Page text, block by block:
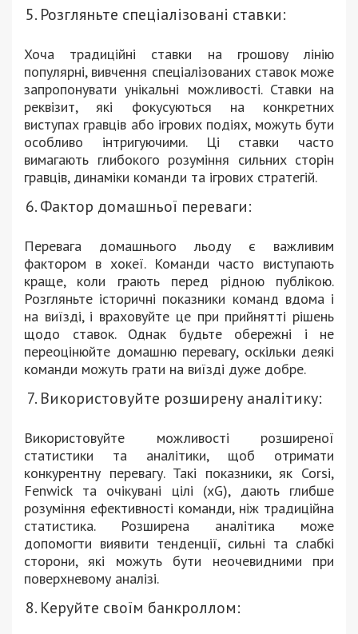
Розгляньте спеціалізовані ставки:
Хоча традиційні ставки на грошову лінію
популярні, вивчення спеціалізованих ставок може
запропонувати унікальні можливості. Ставки на
реквізит, які фокусуються на конкретних
виступах гравців або ігрових подіях, можуть бути
особливо інтригуючими. Ці ставки часто
вимагають глибокого розуміння сильних сторін
гравців, динаміки команди та ігрових стратегій.
Фактор домашньої переваги:
Перевага домашнього льоду є важливим
фактором в хокеї. Команди часто виступають
краще, коли грають перед рідною публікою.
Розгляньте історичні показники команд вдома і
на виїзді, і враховуйте це при прийнятті рішень
щодо ставок. Однак будьте обережні і не
переоцінюйте домашню перевагу, оскільки деякі
команди можуть грати на виїзді дуже добре.
Використовуйте розширену аналітику:
Використовуйте можливості розширеної
статистики та аналітики, щоб отримати
конкурентну перевагу. Такі показники, як Corsi,
Fenwick та очікувані цілі (xG), дають глибше
розуміння ефективності команди, ніж традиційна
статистика. Розширена аналітика може
допомогти виявити тенденції, сильні та слабкі
сторони, які можуть бути неочевидними при
поверхневому аналізі.
Керуйте своїм банкроллом: